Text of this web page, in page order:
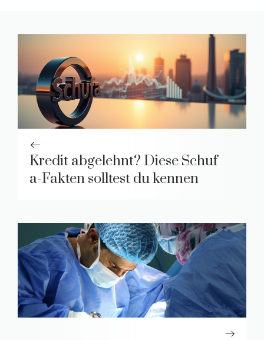
Kredit abgelehnt? Diese Schuf
a-Fakten solltest du kennen